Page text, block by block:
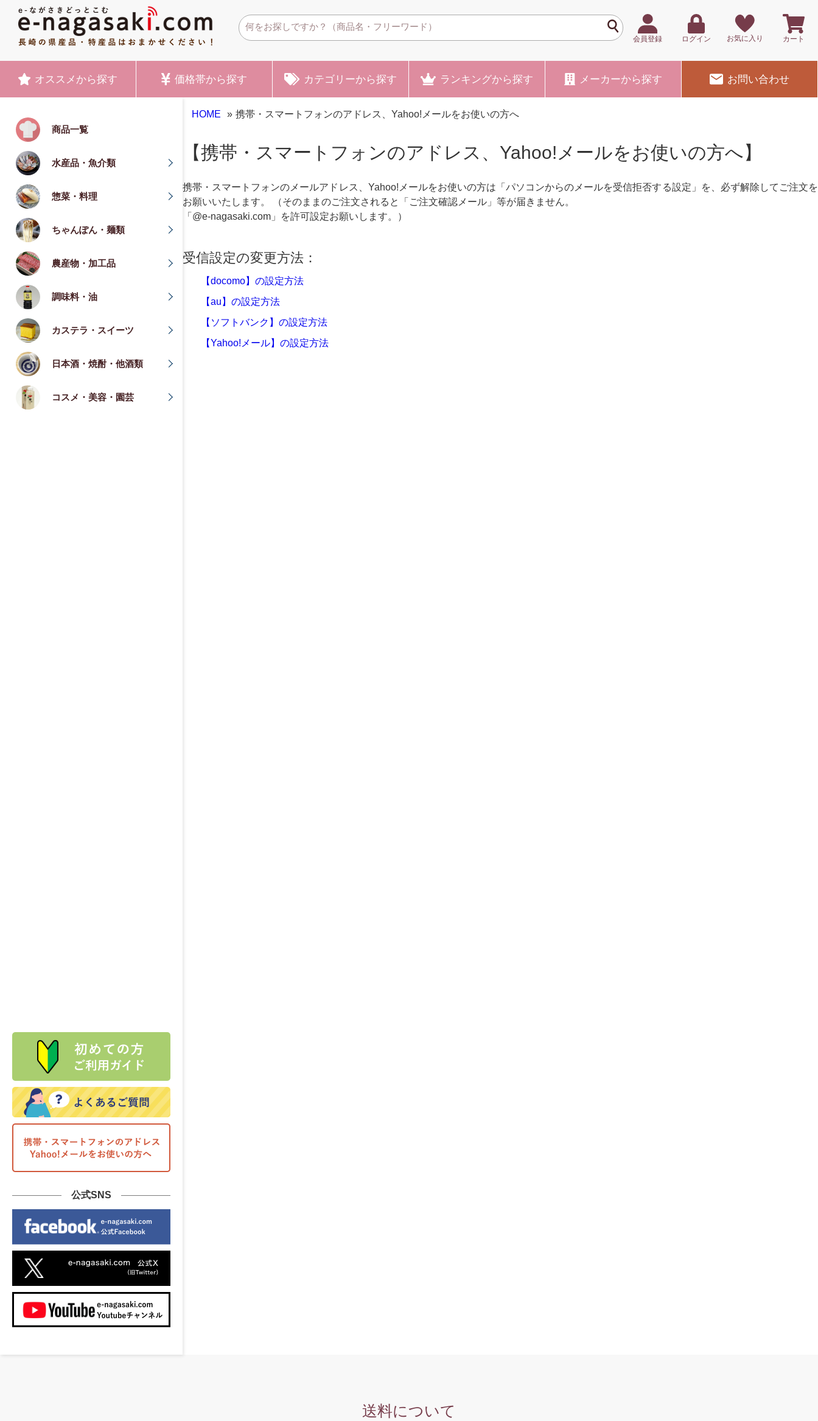
会員登録 ログイン お気に入り カート
オススメ から探す 価格帯から探す カテゴリーから探す ランキングから探す メーカーから探す お問い合わせ
商品一覧
水産品・魚介類
惣菜・料理
ちゃんぽん・麺類
農産物・加工品
調味料・油
カステラ・スイーツ
日本酒・焼酎・他酒類
コスメ・美容・園芸
公式SNS
HOME » 携帯・スマートフォンのアドレス、Yahoo!メールをお使いの方へ
【携帯・スマートフォンのアドレス、Yahoo!メールをお使いの方へ】
携帯・スマートフォンのメールアドレス、Yahoo!メールをお使いの方は「パソコンからのメールを受信拒否する設定」を、必ず解除してご注文を
お願いいたします。 （そのままのご注文されると「ご注文確認メール」等が届きません。
「@e-nagasaki.com」を許可設定お願いします。）
受信設定の変更方法：
【docomo】の設定方法
【au】の設定方法
【ソフトバンク】の設定方法
【Yahoo!メール】の設定方法
送料について